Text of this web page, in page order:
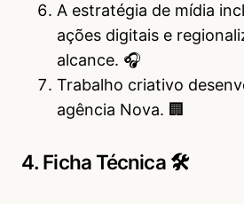
A estratégia de mídia
ações digitais e
alcance. 🎧
Trabalho criativo
agência Nova. 🏢
4. Ficha Técnica 🛠